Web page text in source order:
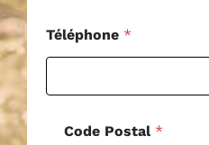
Téléphone *
Code Postal *